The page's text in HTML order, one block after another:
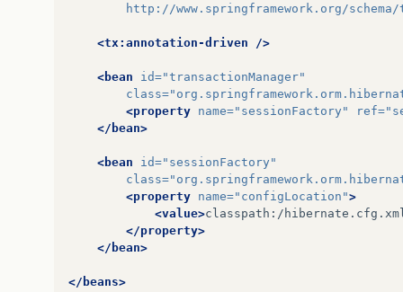
http://www.springframework.org/
<tx:annotation-driven />
<bean id="transactionManager"
class=
<property name="sessionFactory" ref=
</bean>
<bean id="sessionFactory"
class=
<property name="configLocation">
<value>classpath:/
</property>
</bean>
</beans>